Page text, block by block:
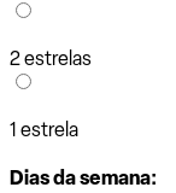
2 estrelas
1 estrela
Dias da semana: